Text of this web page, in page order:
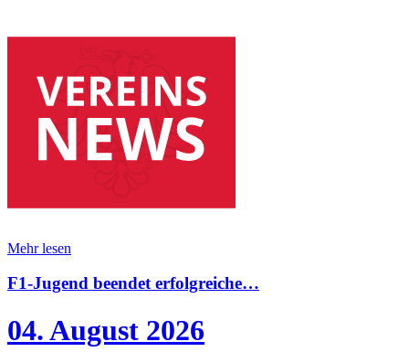
Mehr lesen
F1-Jugend beendet erfolgreiche…
04. August 2026